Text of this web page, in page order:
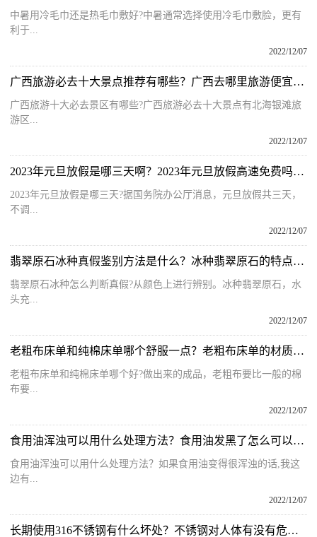
中暑用冷毛巾还是热毛巾敷好?中暑通常选择使用冷毛巾敷脸，更有
利于...
2022/12/07
广西旅游必去十大景点推荐有哪些？广西去哪里旅游便宜又好玩呢？
广西旅游十大必去景区有哪些?广西旅游必去十大景点有北海银滩旅
游区...
2022/12/07
2023年元旦放假是哪三天啊？2023年元旦放假高速免费吗为什么？
2023年元旦放假是哪三天?据国务院办公厅消息，元旦放假共三天，
不调...
2022/12/07
翡翠原石冰种真假鉴别方法是什么？冰种翡翠原石的特点是什么呢？
翡翠原石冰种怎么判断真假?从颜色上进行辨别。冰种翡翠原石，水
头充...
2022/12/07
老粗布床单和纯棉床单哪个舒服一点？老粗布床单的材质是什么面料？
老粗布床单和纯棉床单哪个好?做出来的成品，老粗布要比一般的棉
布要...
2022/12/07
食用油浑浊可以用什么处理方法？食用油发黑了怎么可以变清亮呢？
食用油浑浊可以用什么处理方法？如果食用油变得很浑浊的话,我这
边有...
2022/12/07
长期使用316不锈钢有什么坏处？不锈钢对人体有没有危害有哪些危害？